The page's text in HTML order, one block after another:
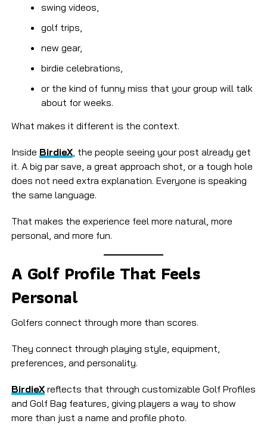
swing videos,
golf trips,
new gear,
birdie celebrations,
or the kind of funny miss that your group will talk
about for weeks.
What makes it different is the context.
Inside BirdieX, the people seeing your post already get
it. A big par save, a great approach shot, or a tough hole
does not need extra explanation. Everyone is speaking
the same language.
That makes the experience feel more natural, more
personal, and more fun.
A Golf Profile That Feels
Personal
Golfers connect through more than scores.
They connect through playing style, equipment,
preferences, and personality.
BirdieXreflects that through customizable Golf Profiles
and Golf Bag features, giving players a way to show
more than just a name and profile photo.